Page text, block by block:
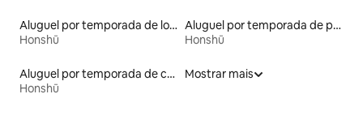
Aluguel por temporada de lofts
Honshū
Aluguel por temporada de pensões coreanas
Honshū
Aluguel por temporada de casas de veraneio
Honshū
Mostrar mais